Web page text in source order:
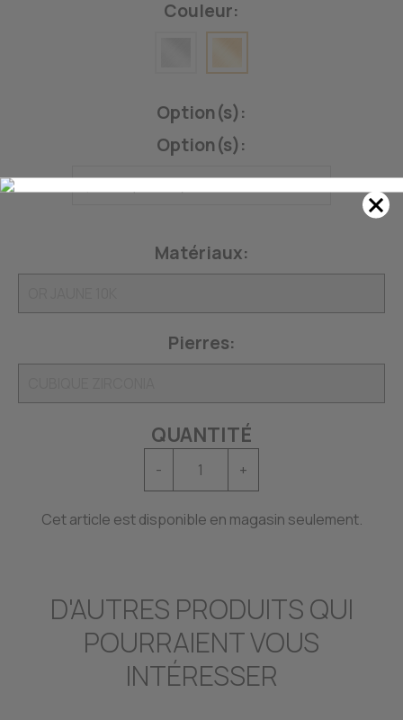
Couleur:
Option(s):
Option(s):
Matériaux:
Pierres:
QUANTITÉ
- +
Cet article est disponible en magasin seulement.
D'AUTRES PRODUITS QUI
POURRAIENT VOUS
INTÉRESSER